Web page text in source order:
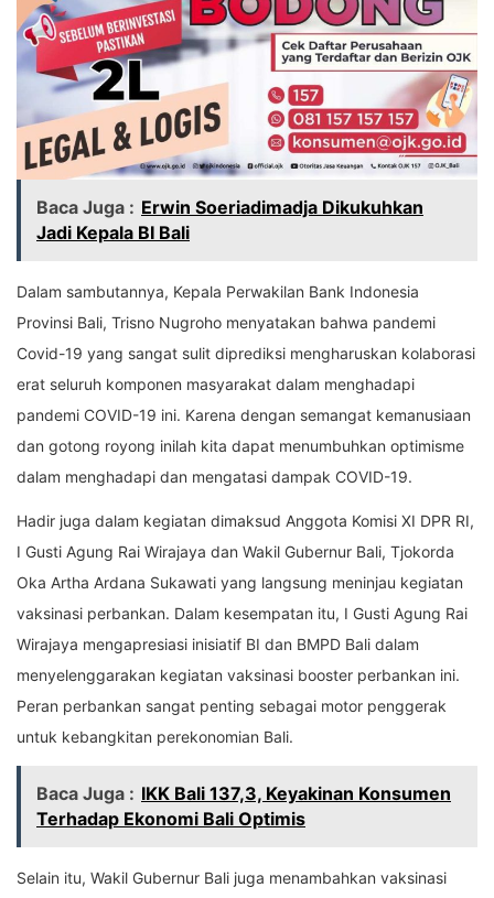
Baca Juga : Erwin Soeriadimadja Dikukuhkan
Jadi Kepala BI Bali
Dalam sambutannya, Kepala Perwakilan Bank Indonesia
Provinsi Bali, Trisno Nugroho menyatakan bahwa pandemi
Covid-19 yang sangat sulit diprediksi mengharuskan kolaborasi
erat seluruh komponen masyarakat dalam menghadapi
pandemi COVID-19 ini. Karena dengan semangat kemanusiaan
dan gotong royong inilah kita dapat menumbuhkan optimisme
dalam menghadapi dan mengatasi dampak COVID-19.
Hadir juga dalam kegiatan dimaksud Anggota Komisi XI DPR RI,
I Gusti Agung Rai Wirajaya dan Wakil Gubernur Bali, Tjokorda
Oka Artha Ardana Sukawati yang langsung meninjau kegiatan
vaksinasi perbankan. Dalam kesempatan itu, I Gusti Agung Rai
Wirajaya mengapresiasi inisiatif BI dan BMPD Bali dalam
menyelenggarakan kegiatan vaksinasi booster perbankan ini.
Peran perbankan sangat penting sebagai motor penggerak
untuk kebangkitan perekonomian Bali.
Baca Juga : IKK Bali 137,3, Keyakinan Konsumen
Terhadap Ekonomi Bali Optimis
Selain itu, Wakil Gubernur Bali juga menambahkan vaksinasi